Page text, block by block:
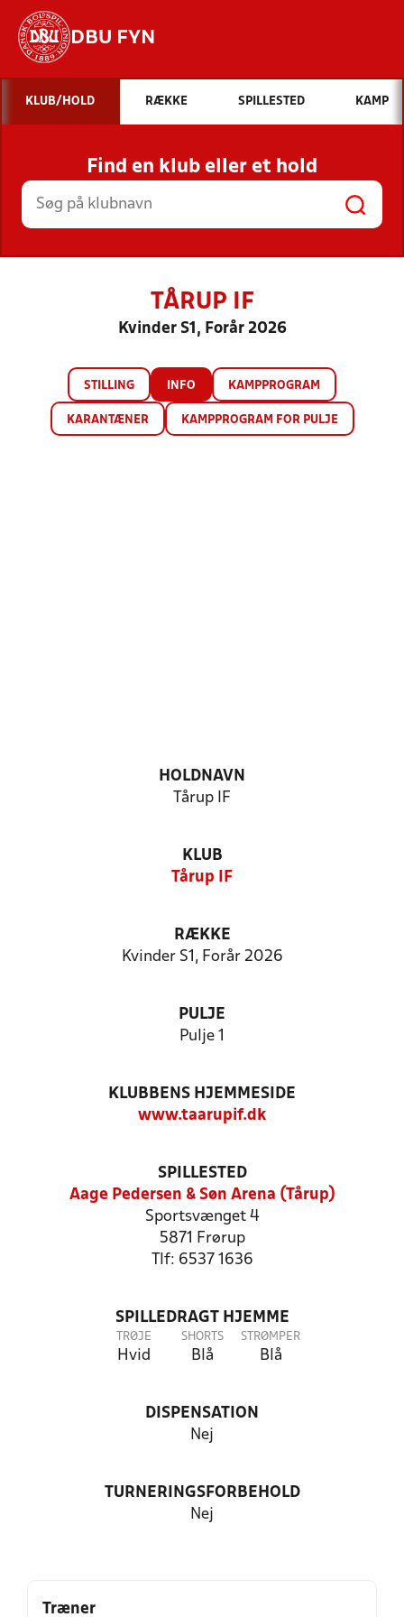
DBU FYN
Hvad vil du søge efter?
INDHOLD OG NYHEDER
STILLINGER, RESULTATER, KLUBBER OG
HOLD
KLUB/HOLD RÆKKE SPILLESTED KAMP
Find en klub eller et hold
TÅRUP IF
Kvinder S1, Forår 2026
STILLING INFO KAMPPROGRAM
KARANTÆNER KAMPPROGRAM FOR PULJE
HOLDNAVN
Tårup IF
KLUB
Tårup IF
RÆKKE
Kvinder S1, Forår 2026
PULJE
Pulje 1
KLUBBENS HJEMMESIDE
www.taarupif.dk
SPILLESTED
Aage Pedersen & Søn Arena (Tårup)
Sportsvænget 4
5871 Frørup
Tlf: 6537 1636
SPILLEDRAGT HJEMME
TRØJE
Hvid
SHORTS
Blå
STRØMPER
Blå
DISPENSATION
Nej
TURNERINGSFORBEHOLD
Nej
Træner